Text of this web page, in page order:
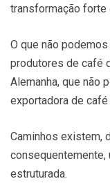
transformação forte
O que não
produtores de café
Alemanha, que não
exportadora de
Caminhos existem,
estruturada.